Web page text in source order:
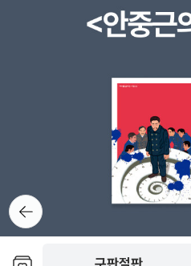
시리즈 컴퓨터활용능력 2급 필기>
뒤로가
기